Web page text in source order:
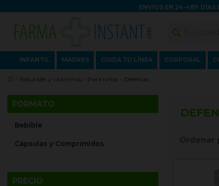
ENVÍOS EN 24-48h DÍAS

INFANTIL MADRES CUIDA TU LÍNEA CORPORAL
Naturales y vitaminas Para niños Defensas
FORMATO
Bebible
Cápsulas y Comprimidos
PRECIO